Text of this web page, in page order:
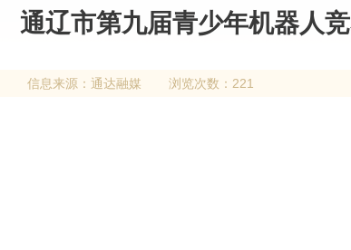
通辽市第九届青少年机器人
信息来源： 通达融媒 浏览次数：221